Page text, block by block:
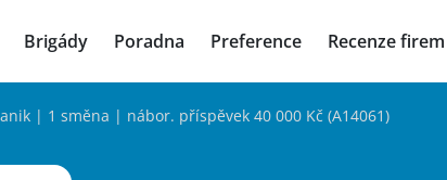
Brigády Poradna Preference Recenze firem
| 1 směna | nábor. příspěvek 40 000 Kč (A14061)